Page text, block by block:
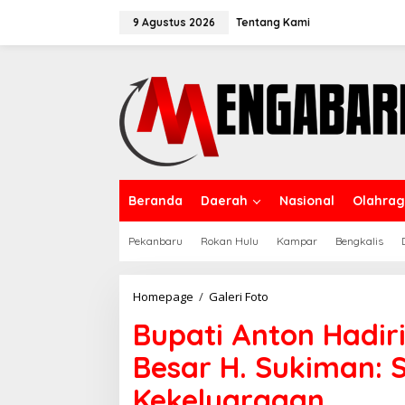
9 Agustus 2026 Tentang Kami
Beranda Daerah Nasional
Pekanbaru Rokan Hulu Kampar Bengkalis
Homepage / Galeri Foto
Hadiri
Halalbihalal
Keluarga
Besar
H.
Bupati Anton
Besar H. Sukiman: